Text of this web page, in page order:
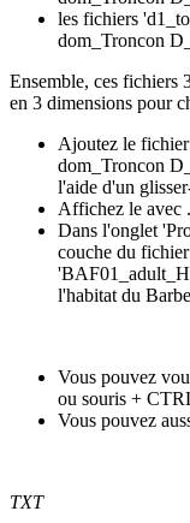
les fichiers
dom_Troncon
Ensemble, ces fichiers
en 3 dimensions pour
Ajoutez le
dom_Troncon
l'aide d'un
Affichez le avec .
Dans l'onglet
couche du
l'habitat du
Vous pouvez
ou souris +
Vous pouvez
TXT